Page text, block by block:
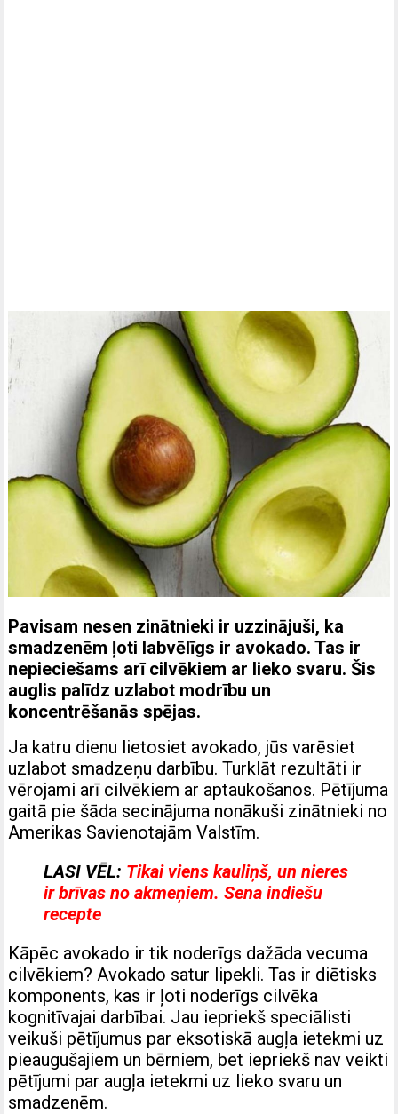
Pavisam nesen zinātnieki ir uzzinājuši, ka
smadzenēm ļoti labvēlīgs ir avokado. Tas ir
nepieciešams arī cilvēkiem ar lieko svaru. Šis
auglis palīdz uzlabot modrību un
koncentrēšanās spējas.
Ja katru dienu lietosiet avokado, jūs varēsiet
uzlabot smadzeņu darbību. Turklāt rezultāti ir
vērojami arī cilvēkiem ar aptaukošanos. Pētījuma
gaitā pie šāda secinājuma nonākuši zinātnieki no
Amerikas Savienotajām Valstīm.
LASI VĒL: Tikai viens kauliņš, un nieres
ir brīvas no akmeņiem. Sena indiešu
recepte
Kāpēc avokado ir tik noderīgs dažāda vecuma
cilvēkiem? Avokado satur lipekli. Tas ir diētisks
komponents, kas ir ļoti noderīgs cilvēka
kognitīvajai darbībai. Jau iepriekš speciālisti
veikuši pētījumus par eksotiskā augļa ietekmi uz
pieaugušajiem un bērniem, bet iepriekš nav veikti
pētījumi par augļa ietekmi uz lieko svaru un
smadzenēm.